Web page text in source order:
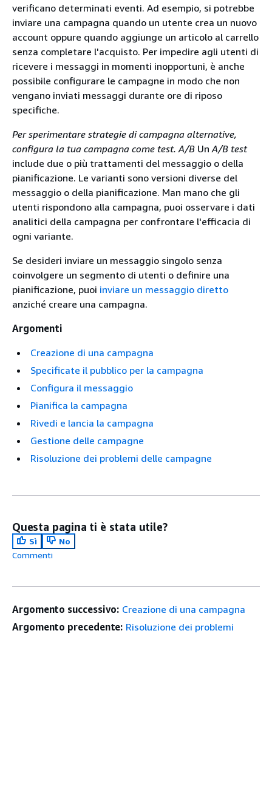
verificano determinati eventi. Ad esempio, si potrebbe
inviare una campagna quando un utente crea un nuovo
account oppure quando aggiunge un articolo al carrello
senza completare l'acquisto. Per impedire agli utenti di
ricevere i messaggi in momenti inopportuni, è anche
possibile configurare le campagne in modo che non
vengano inviati messaggi durante ore di riposo
specifiche.
Per sperimentare strategie di campagna alternative,
configura la tua campagna come test. A/B UnA/B test
include due o più trattamenti del messaggio o della
pianificazione. Le varianti sono versioni diverse del
messaggio o della pianificazione. Man mano che gli
utenti rispondono alla campagna, puoi osservare i dati
analitici della campagna per confrontare l'efficacia di
ogni variante.
Se desideri inviare un messaggio singolo senza
coinvolgere un segmento di utenti o definire una
pianificazione, puoi inviare un messaggio diretto
anziché creare una campagna.
Argomenti
Creazione di una campagna
Specificate il pubblico per la campagna
Configura il messaggio
Pianifica la campagna
Rivedi e lancia la campagna
Gestione delle campagne
Risoluzione dei problemi delle campagne
Questa pagina ti è stata utile?
Sì
No
Commenti
Argomento successivo: Creazione di una campagna
Argomento precedente: Risoluzione dei problemi